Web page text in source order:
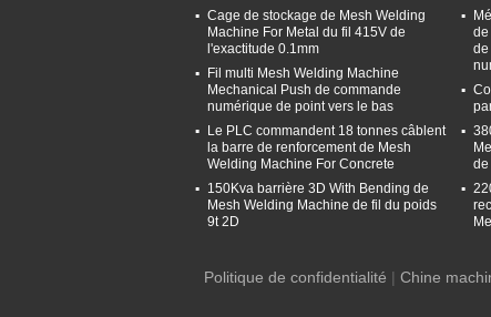
de produit de rayon
nage de fil
Service après-vent
e fourni:Ingénieurs
disponibles pour ent
retenir des machine
s à l'étranger
Matériel de machin
Tôles fortes et ba
rres de section
gamme de diamètr
de
sion
e
s à
V/
Cage de stockage de Mesh Welding
Machine For Metal du fil 415V de
l'exactitude 0.1mm
Fil multi Mesh Welding Machine
Mechanical Push de commande
numérique de point vers le bas
Le PLC commandent 18 tonnes câblent
la barre de renforcement de Mesh
Welding Machine For Concrete
150Kva barrière 3D With Bending de
Mesh Welding Machine de fil du poids
9t 2D
de
de
de
Politique de confidentialité | Chine